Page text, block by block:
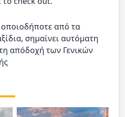
από τα
σημαίνει αυτόματη
απόδοχή των Γενικών